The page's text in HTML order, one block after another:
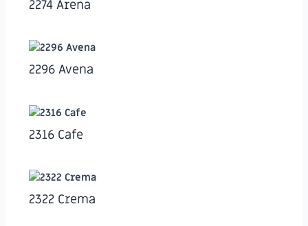
2274 Arena
2296 Avena
2316 Cafe
2322 Crema